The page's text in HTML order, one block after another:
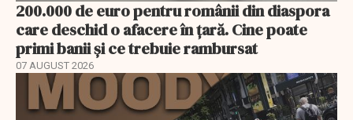
200.000 de euro pentru românii din diaspora
care deschid o afacere în țară. Cine poate
primi banii și ce trebuie rambursat
07 AUGUST 2026